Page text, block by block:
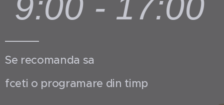
Se recomanda sa
fceti o programare din timp